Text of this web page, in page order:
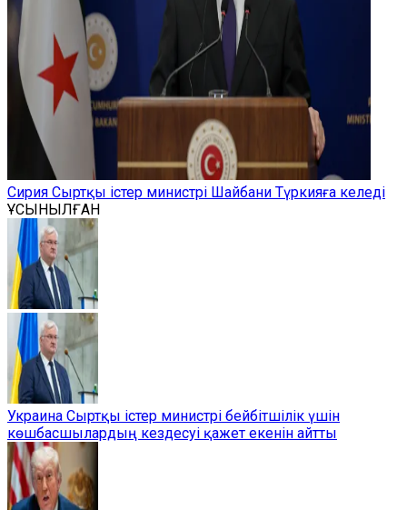
Сирия Сыртқы істер министрі Шайбани Түркияға келеді
ҰСЫНЫЛҒАН
Украина Сыртқы істер министрі бейбітшілік үшін
көшбасшылардың кездесуі қажет екенін айтты